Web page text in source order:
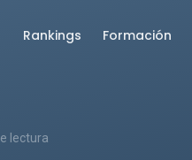
Rankings Formación
lectura